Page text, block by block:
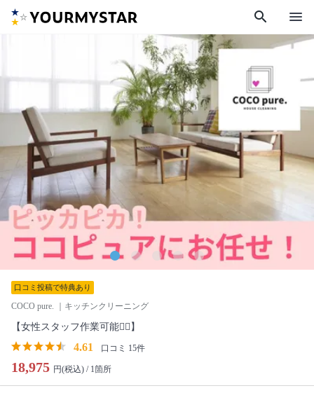
search menu
口コミ投稿で特典あり
COCO pure. ｜キッチンクリーニング
【女性スタッフ作業可能🙆‍♀️】
4.61 口コミ 15件
18,975 円(税込) / 1箇所